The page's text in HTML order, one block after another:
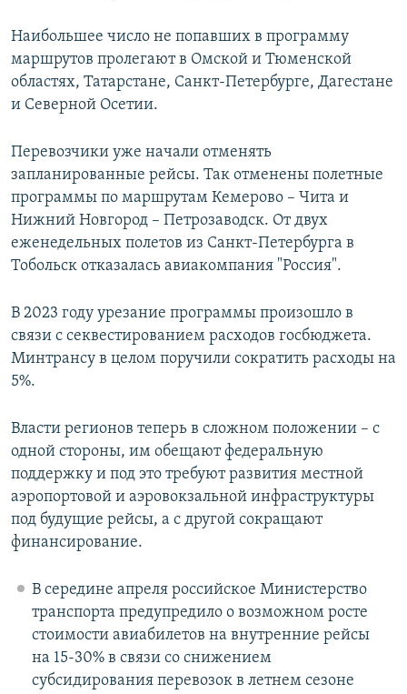
Наибольшее число не попавших в программу
маршрутов пролегают в Омской и Тюменской
областях, Татарстане, Санкт-Петербурге, Дагестане
и Северной Осетии.
Перевозчики уже начали отменять
запланированные рейсы. Так отменены полетные
программы по маршрутам Кемерово – Чита и
Нижний Новгород – Петрозаводск. От двух
еженедельных полетов из Санкт-Петербурга в
Тобольск отказалась авиакомпания "Россия".
В 2023 году урезание программы произошло в
связи с секвестированием расходов госбюджета.
Минтрансу в целом поручили сократить расходы на
5%.
Власти регионов теперь в сложном положении – с
одной стороны, им обещают федеральную
поддержку и под это требуют развития местной
аэропортовой и аэровокзальной инфраструктуры
под будущие рейсы, а с другой сокращают
финансирование.
В середине апреля российское Министерство
транспорта предупредило о возможном росте
стоимости авиабилетов на внутренние рейсы
на 15-30% в связи со снижением
субсидирования перевозок в летнем сезоне